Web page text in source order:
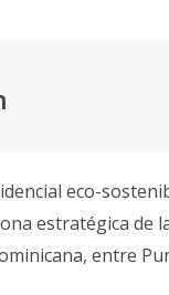
eco-
estratégica de
entre